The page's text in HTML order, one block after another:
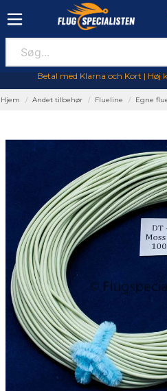
Betal med Klarna och Kort | Høj
Hjem Andet tilbehør Flueline Egne